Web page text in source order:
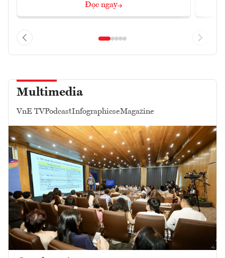
Đọc ngay
Multimedia
VnE TVPodcastInfographicseMagazine